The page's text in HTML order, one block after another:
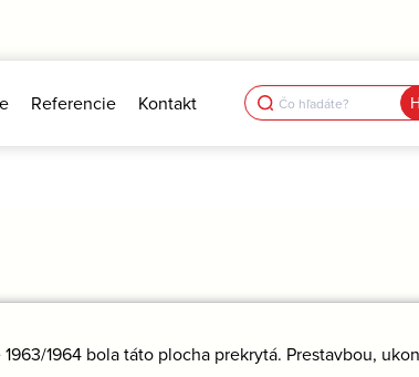
Referencie Kontakt Search
for:
1964 bola táto plocha prekrytá. Prestavbou,